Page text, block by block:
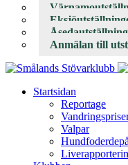
Anmälan till
Startsidan
Reportage
Valpar